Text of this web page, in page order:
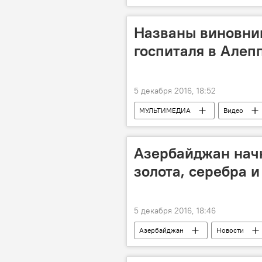
Губинский район
Асиф
Названы
госпиталя в
5 декабря 2016, 18:52
МУЛЬТИМЕДИА Видео
Азербайджан
золота, серебра
5 декабря 2016, 18:46
Азербайджан Новости
Министерство экологии и